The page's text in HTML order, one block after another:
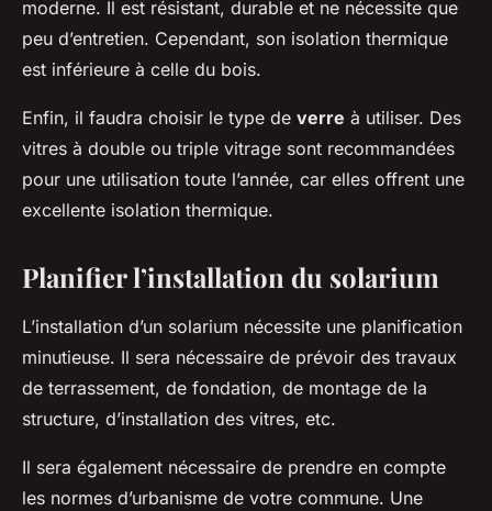
moderne. Il est résistant, durable et ne nécessite que
peu d’entretien. Cependant, son isolation thermique
est inférieure à celle du bois.
Enfin, il faudra choisir le type de verre à utiliser. Des
vitres à double ou triple vitrage sont recommandées
pour une utilisation toute l’année, car elles offrent une
excellente isolation thermique.
Planifier l’installation du solarium
L’installation d’un solarium nécessite une planification
minutieuse. Il sera nécessaire de prévoir des travaux
de terrassement, de fondation, de montage de la
structure, d’installation des vitres, etc.
Il sera également nécessaire de prendre en compte
les normes d’urbanisme de votre commune. Une